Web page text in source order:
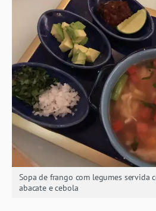
Sopa de frango com legumes servida
abacate e cebola